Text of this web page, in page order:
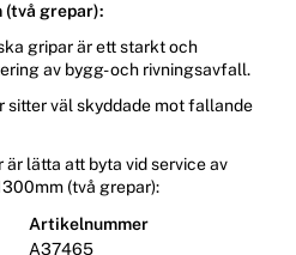
(två grepar):
gripar är ett starkt och
av bygg- och rivningsavfall.
sitter väl skyddade mot fallande
lätta att byta vid service av
(två grepar):
Artikelnummer
A37465